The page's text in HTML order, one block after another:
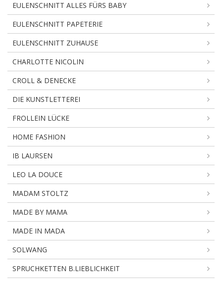
EULENSCHNITT ALLES FÜRS BABY
EULENSCHNITT PAPETERIE
EULENSCHNITT ZUHAUSE
CHARLOTTE NICOLIN
CROLL & DENECKE
DIE KUNSTLETTEREI
FROLLEIN LÜCKE
HOME FASHION
IB LAURSEN
LEO LA DOUCE
MADAM STOLTZ
MADE BY MAMA
MADE IN MADA
SOLWANG
SPRUCHKETTEN B.LIEBLICHKEIT